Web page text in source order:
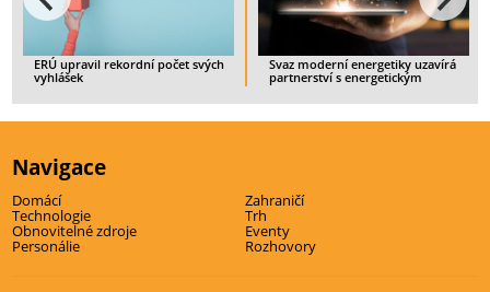
rekordní počet svých
Svaz moderní energetiky uzavírá
partnerství s energetickým
startupem IQstat
> CELÝ ČLÁNEK
ukončit
> CELÝ
Navigace
Domácí Zahraničí
Technologie Trh
Obnovitelné zdroje Eventy
Personálie Rozhovory